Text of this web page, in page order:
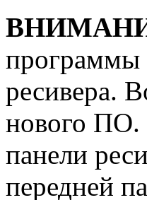
программы
ресивера.
нового ПО.
панели
передней